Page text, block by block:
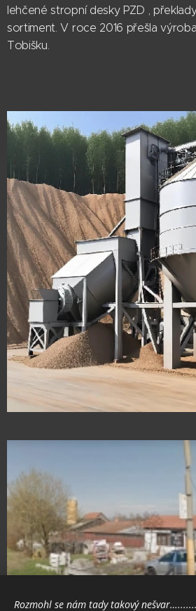
lehčené stropní desky PZD ,
sortiment. V roce 2016 přešla
Tobišku.
Rozmohl se nám tady takový